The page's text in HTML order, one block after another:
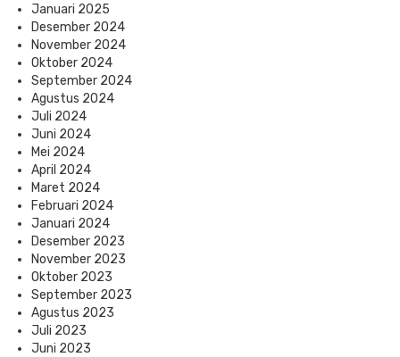
Januari 2025
Desember 2024
November 2024
Oktober 2024
September 2024
Agustus 2024
Juli 2024
Juni 2024
Mei 2024
April 2024
Maret 2024
Februari 2024
Januari 2024
Desember 2023
November 2023
Oktober 2023
September 2023
Agustus 2023
Juli 2023
Juni 2023